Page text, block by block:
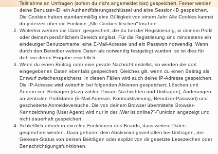
Teilnahme an Umfragen (sofern du nicht angemeldet bist) gespeichert. Ferner werden
deine Benutzer-ID, ein Authentifizierungsschlüssel und eine Session-ID gespeichert.
Die Cookies haben standardmäßig eine Gültigkeit von einem Jahr. Alle Cookies kannst
du jederzeit über die Funktion „Alle Cookies löschen“ löschen.
Weiterhin werden die Daten gespeichert, die du bei der Registrierung, in deinem Profil
oder deinem persönlichem Bereich angibst. Für die Registrierung sind mindestens ein
eindeutiger Benutzername, eine E-Mail-Adresse und ein Passwort notwendig. Wenn
durch den Betreiber weitere Daten als notwendig festgelegt wurden, so ist dies für
dich vor deren Eingabe ersichtlich.
Wenn du einen Beitrag oder eine private Nachricht erstellst, so werden die dort
eingegebenen Daten ebenfalls gespeichert. Gleiches gilt, wenn du einen Beitrag als
Entwurf zwischenspeicherst. In diesen Fällen wird auch deine IP-Adresse gespeichert.
Die IP-Adresse wird weiterhin bei folgenden Aktionen gespeichert: Löschen und
Ändern von Beiträgen (dazu zählen Private Nachrichten und Umfragen), Änderungen
an zentralen Profildaten (E-Mail-Adresse, Kontoaktivierung, Benutzer-Passwort) und
gescheiterte Anmeldeversuche. Die von deinem Browser übermittelte Browser-
Kennzeichnung (User Agent) wird nur in der „Wer ist online?“-Funktion angezeigt und
nicht dauerhaft gespeichert.
Schließlich erfordern einzelne Funktionen des Boards, dass weitere Daten
gespeichert werden. Dazu gehören dein Abstimmungsverhalten bei Umfragen, der
Gelesen-Status von deinen Beiträgen oder explizit von dir gesetzte Lesezeichen oder
Benachrichtigungsfunktionen.